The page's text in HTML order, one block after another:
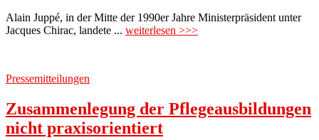
Alain Juppé, in der Mitte der 1990er Jahre Ministerpräsident unter
Jacques Chirac, landete ... weiterlesen >>>
Pressemitteilungen
Zusammenlegung der Pflegeausbildungen
nicht praxisorientiert